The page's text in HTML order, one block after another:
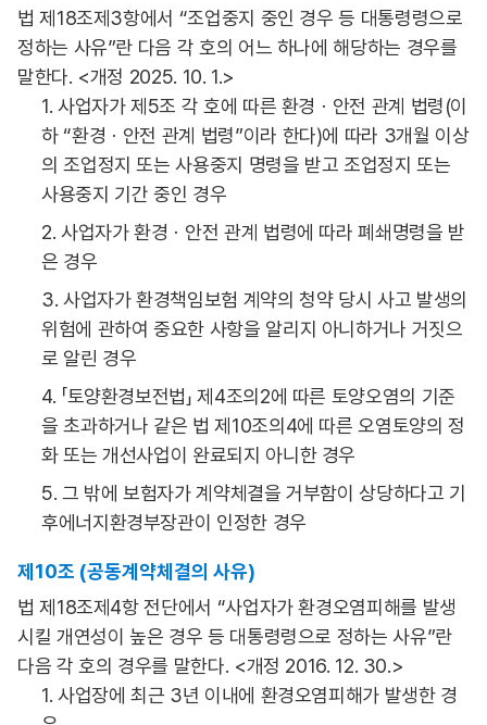
법 제18조제3항에서 “조업중지 중인 경우 등 대통령령으로
정하는 사유”란 다음 각 호의 어느 하나에 해당하는 경우를
말한다. <개정 2025. 10. 1.>
1. 사업자가 제5조 각 호에 따른 환경ㆍ안전 관계 법령(이
하 “환경ㆍ안전 관계 법령”이라 한다)에 따라 3개월 이상
의 조업정지 또는 사용중지 명령을 받고 조업정지 또는
사용중지 기간 중인 경우
2. 사업자가 환경ㆍ안전 관계 법령에 따라 폐쇄명령을 받
은 경우
3. 사업자가 환경책임보험 계약의 청약 당시 사고 발생의
위험에 관하여 중요한 사항을 알리지 아니하거나 거짓으
로 알린 경우
4. 「토양환경보전법」 제4조의2에 따른 토양오염의 기준
을 초과하거나 같은 법 제10조의4에 따른 오염토양의 정
화 또는 개선사업이 완료되지 아니한 경우
5. 그 밖에 보험자가 계약체결을 거부함이 상당하다고 기
후에너지환경부장관이 인정한 경우
제10조 (공동계약체결의 사유)
법 제18조제4항 전단에서 “사업자가 환경오염피해를 발생
시킬 개연성이 높은 경우 등 대통령령으로 정하는 사유”란
다음 각 호의 경우를 말한다. <개정 2016. 12. 30.>
1. 사업장에 최근 3년 이내에 환경오염피해가 발생한 경